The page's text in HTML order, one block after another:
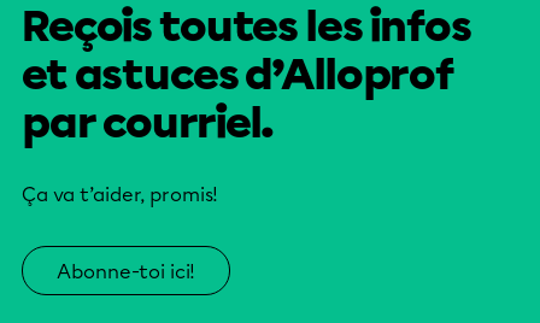
Reçois toutes les infos
et astuces d’Alloprof
par courriel.
Ça va t’aider, promis!
Abonne-toi ici!